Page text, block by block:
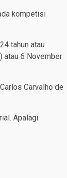
kompetisi
tahun atau
atau 6 November
Carvalho de
Apalagi